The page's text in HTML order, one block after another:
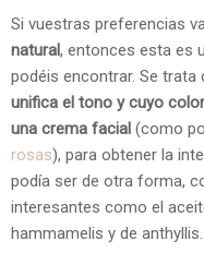
Si vuestras preferencias
natural, entonces esta es
podéis encontrar. Se trata
unifica el tono y cuyo
una crema facial (como
rosas), para obtener la
podía ser de otra forma,
interesantes como el
hammamelis y de anthyllis.